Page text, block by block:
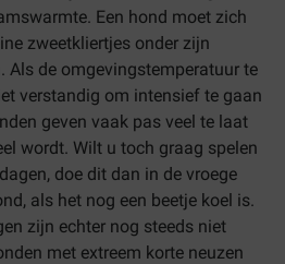
Een hond moet zich
zweetkliertjes onder zijn
Als de omgevingstemperatuur te
verstandig om intensief te gaan
geven vaak pas veel te laat
wordt. Wilt u toch graag spelen
doe dit dan in de vroege
als het nog een beetje koel is.
zijn echter nog steeds niet
met extreem korte neuzen